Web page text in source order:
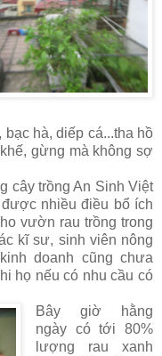
hà, diếp cá...tha hồ
gừng mà không sợ
cây trồng An Sinh Việt
nhiều điều bổ ích
vườn rau trồng trong
kĩ sư, sinh viên nông
doanh cũng chưa
họ nếu có nhu cầu có
Bây giờ hằng
ngày có tới 80%
lượng rau xanh